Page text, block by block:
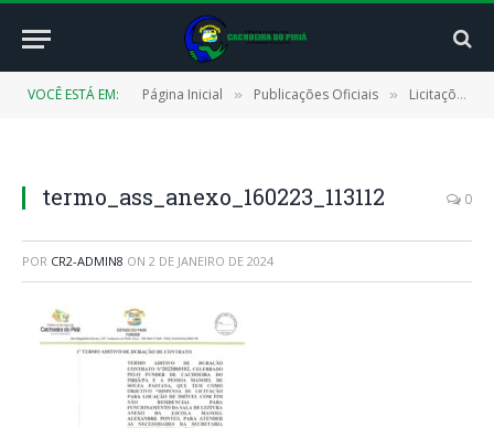
VOCÊ ESTÁ EM: Página Inicial » Publicações Oficiais » Licitações
termo_ass_anexo_160223_113112 0
POR CR2-ADMIN8 ON 2 DE JANEIRO DE 2024